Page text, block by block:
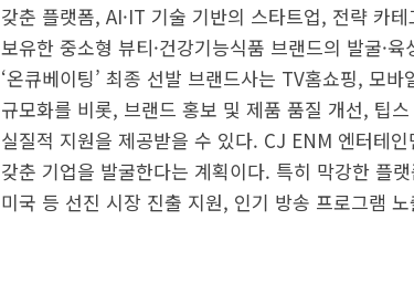
갖춘 플랫폼, AI·IT 기술 기반의 스타트업, 전략 카
보유한 중소형 뷰티·건강기능식품 브랜드의 발굴
‘온큐베이팅’ 최종 선발 브랜드사는 TV홈쇼핑, 모
규모화를 비롯, 브랜드 홍보 및 제품 품질 개선, 팁
실질적 지원을 제공받을 수 있다. CJ ENM 엔터테
갖춘 기업을 발굴한다는 계획이다. 특히 막강한 플
미국 등 선진 시장 진출 지원, 인기 방송 프로그램